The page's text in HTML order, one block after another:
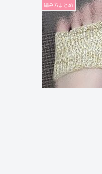
編み方まとめ